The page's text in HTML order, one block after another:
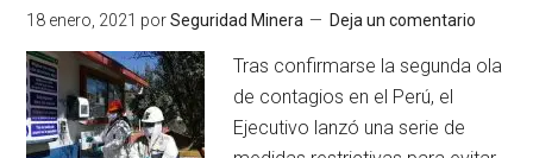
minero
18 enero, 2021 porSeguridad Minera Deja un comentario
Tras confirmarse la segunda ola
de contagios en el Perú, el
Ejecutivo lanzó una serie de